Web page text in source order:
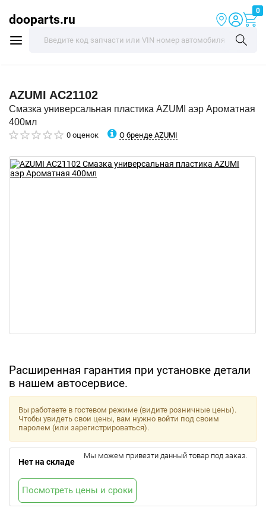
dooparts.ru
0
AZUMI AC21102
Смазка универсальная пластика AZUMI аэр Ароматная
400мл
0 оценок О бренде AZUMI
Расширенная гарантия при установке детали
в нашем автосервисе.
Вы работаете в гостевом режиме (видите розничные цены).
Чтобы увидеть свои цены, вам нужно войти под своим
паролем (или зарегистрироваться).
Нет на складе
Мы можем привезти данный товар под заказ.
Посмотреть цены и сроки